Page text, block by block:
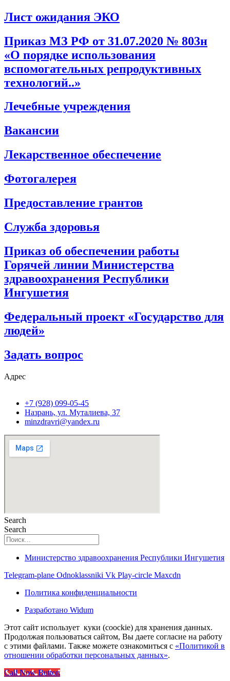
Лист ожидания ЭКО
Приказ МЗ РФ от 31.07.2020 № 803н
«О порядке использования
вспомогательных репродуктивных
технологий..»
Лечебные учреждения
Вакансии
Лекарственное обеспечение
Фотогалерея
Предоставление грантов
Служба здоровья
Приказ об обеспечении работы
Горячей линии Министерства
здравоохранения Республики
Ингушетия
Федеральный проект «Государство для
людей»
Задать вопрос
Адрес
+7 (928) 099-05-45
Назрань, ул. Муталиева, 37
minzdravri@yandex.ru
Search
Search
Министерство здравоохранения Республики Ингушетия
Telegram-plane Odnoklassniki Vk Play-circle Maxcdn
Политика конфиденциальности
Разработано Widum
Этот сайт использует куки (coockie) для хранения данных.
Продолжая пользоваться сайтом, Вы даете согласие на работу
с этими файлами. Также можете ознакомиться с «Политикой в
отношении обработки персональных данных».
Call Now Button